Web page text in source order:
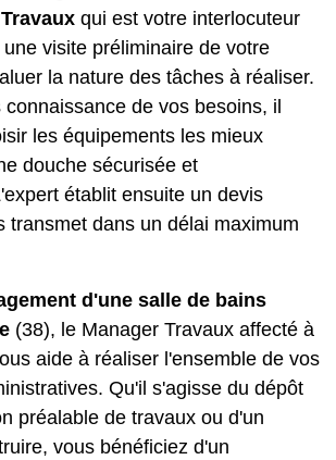
qui est votre interlocuteur
visite préliminaire de votre
la nature des tâches à réaliser.
de vos besoins, il
les équipements les mieux
douche sécurisée et
établit ensuite un devis
transmet dans un délai maximum
d'une salle de bains
(38), le Manager Travaux affecté à
aide à réaliser l'ensemble de vos
Qu'il s'agisse du dépôt
préalable de travaux ou d'un
vous bénéficiez d'un